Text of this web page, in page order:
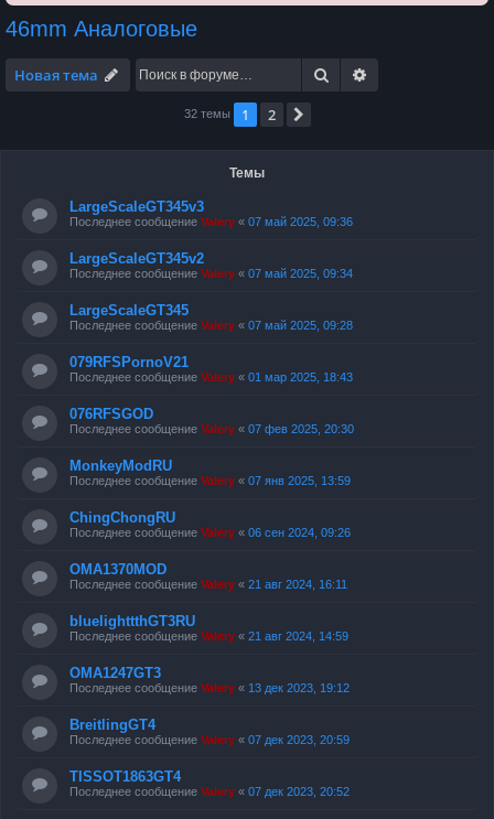
46mm Аналоговые
Новая тема Поиск
32 темы 1 2
Темы
LargeScaleGT345v3
Последнее сообщение Valery « 07 май 2025, 09:36
LargeScaleGT345v2
Последнее сообщение Valery « 07 май 2025, 09:34
LargeScaleGT345
Последнее сообщение Valery « 07 май 2025, 09:28
079RFSPornoV21
Последнее сообщение Valery « 01 мар 2025, 18:43
076RFSGOD
Последнее сообщение Valery « 07 фев 2025, 20:30
MonkeyModRU
Последнее сообщение Valery « 07 янв 2025, 13:59
ChingChongRU
Последнее сообщение Valery « 06 сен 2024, 09:26
OMA1370MOD
Последнее сообщение Valery « 21 авг 2024, 16:11
bluelighttthGT3RU
Последнее сообщение Valery « 21 авг 2024, 14:59
OMA1247GT3
Последнее сообщение Valery « 13 дек 2023, 19:12
BreitlingGT4
Последнее сообщение Valery « 07 дек 2023, 20:59
TISSOT1863GT4
Последнее сообщение Valery « 07 дек 2023, 20:52